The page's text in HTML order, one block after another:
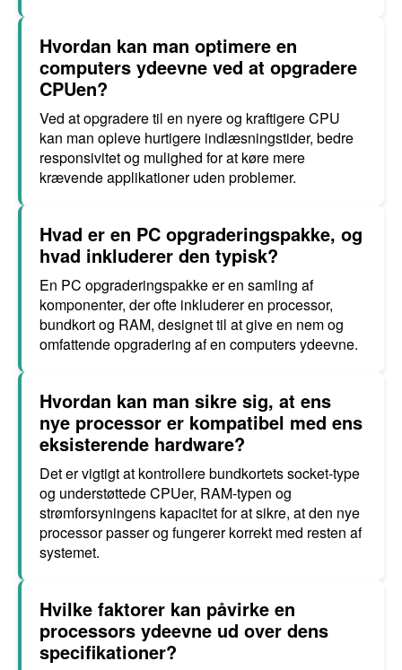
Hvordan kan man optimere en
computers ydeevne ved at opgradere
CPUen?
Ved at opgradere til en nyere og kraftigere CPU
kan man opleve hurtigere indlæsningstider, bedre
responsivitet og mulighed for at køre mere
krævende applikationer uden problemer.
Hvad er en PC opgraderingspakke, og
hvad inkluderer den typisk?
En PC opgraderingspakke er en samling af
komponenter, der ofte inkluderer en processor,
bundkort og RAM, designet til at give en nem og
omfattende opgradering af en computers ydeevne.
Hvordan kan man sikre sig, at ens
nye processor er kompatibel med ens
eksisterende hardware?
Det er vigtigt at kontrollere bundkortets socket-type
og understøttede CPUer, RAM-typen og
strømforsyningens kapacitet for at sikre, at den nye
processor passer og fungerer korrekt med resten af
systemet.
Hvilke faktorer kan påvirke en
processors ydeevne ud over dens
specifikationer?